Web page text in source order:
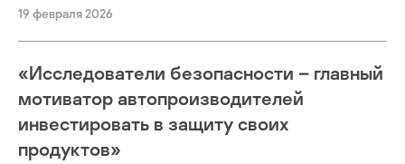
19 февраля 2026
«Исследователи безопасности – главный
мотиватор автопроизводителей
инвестировать в защиту своих
продуктов»